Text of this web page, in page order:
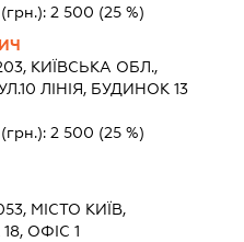
(грн.):2 500 (25 %)
КИЇВСЬКА ОБЛ.,
ЛІНІЯ, БУДИНОК 13
(грн.):2 500 (25 %)
МІСТО КИЇВ,
ОФІС 1